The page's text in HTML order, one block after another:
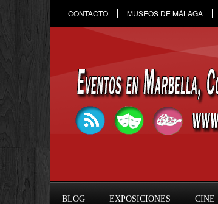
CONTACTO MUSEOS DE MÁLAGA
BLOG EXPOSICIONES CINE